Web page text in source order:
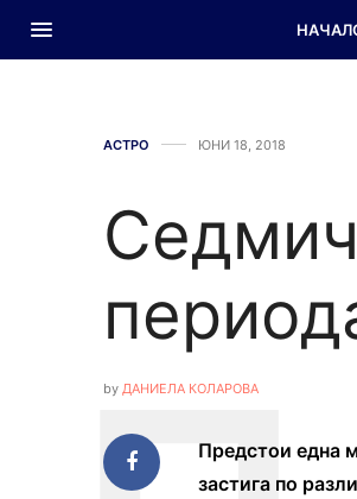
АСТРО ЮНИ 18, 2018
by ДАНИЕЛА КОЛАРОВА
Предстои една
застига по